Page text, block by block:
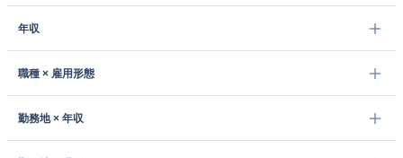
年収
職種 × 雇用形態
勤務地 × 年収